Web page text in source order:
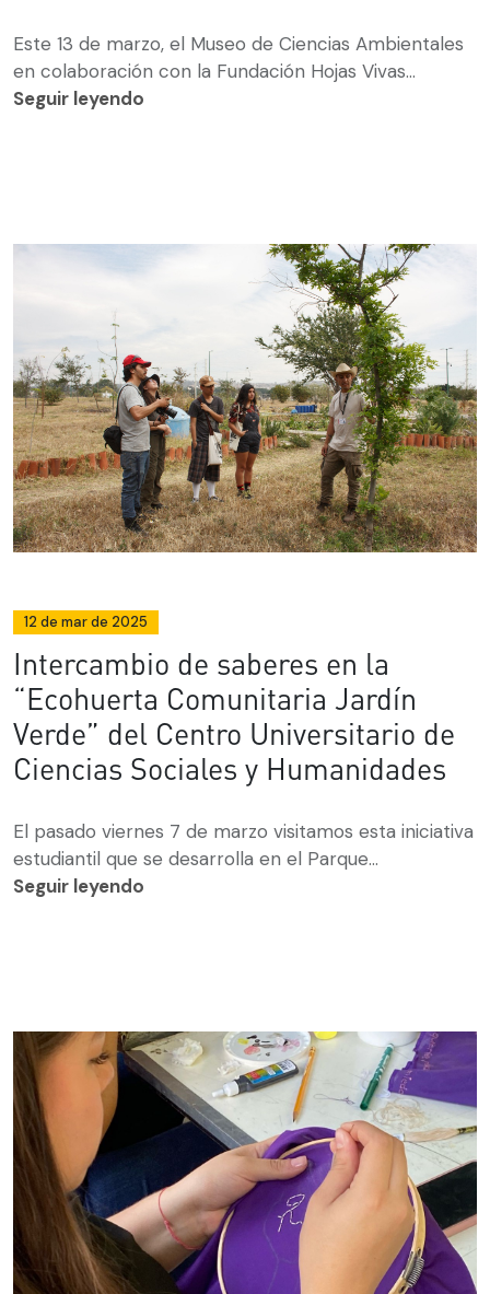
Este 13 de marzo, el Museo de Ciencias Ambientales
en colaboración con la Fundación Hojas Vivas...
Seguir leyendo
12 de mar de 2025
Intercambio de saberes en la
“Ecohuerta Comunitaria Jardín
Verde” del Centro Universitario de
Ciencias Sociales y Humanidades
El pasado viernes 7 de marzo visitamos esta iniciativa
estudiantil que se desarrolla en el Parque...
Seguir leyendo